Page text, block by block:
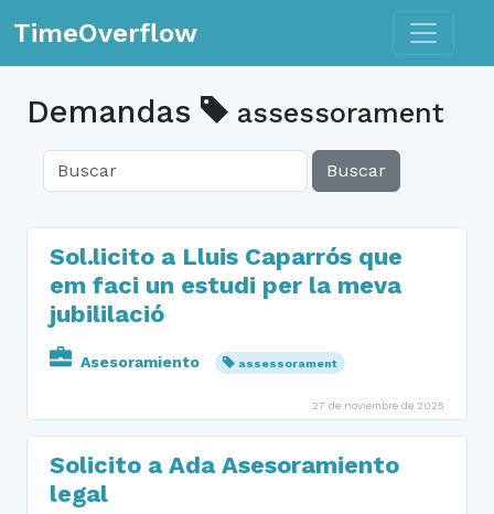
TimeOverflow Toggle
Demandas assessorament
Buscar
Sol.licito a Lluis Caparrós que
em faci un estudi per la meva
jubililació
Asesoramiento assessorament
27 de noviembre de 2025
Solicito a Ada Asesoramiento
legal